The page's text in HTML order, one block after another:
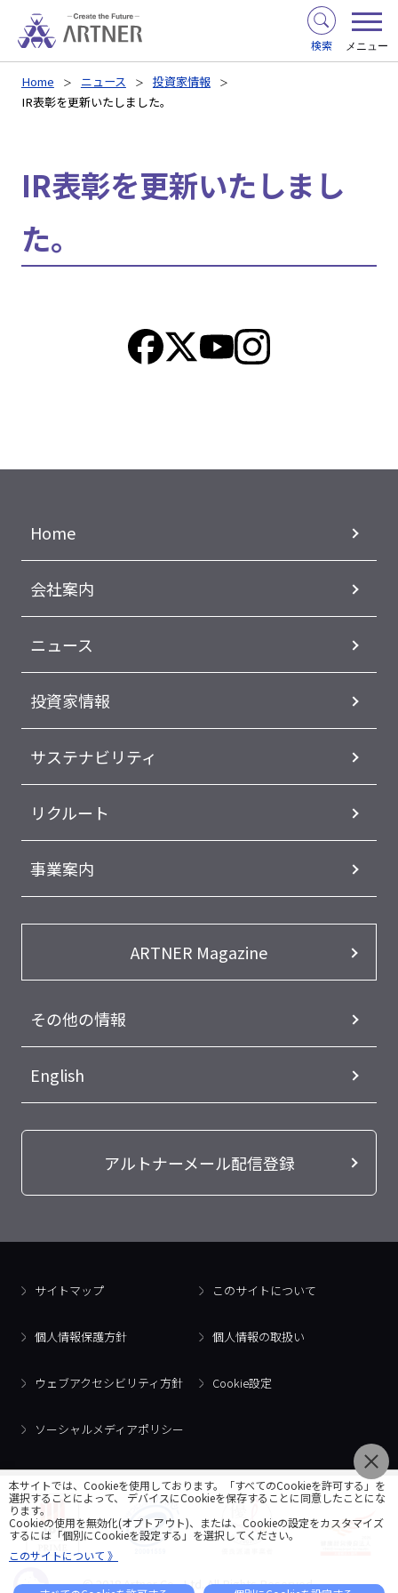
検索 メニュー
Home ニュース
投資家情報
IR表彰を更新いたしました。
IR表彰を更新いたしまし
た。
Home
会社案内
ニュース
投資家情報
サステナビリティ
リクルート
事業案内
ARTNER Magazine
その他の情報
English
アルトナーメール配信登録
サイトマップ このサイトについて
個人情報保護方針 個人情報の取扱い
ウェブアクセシビリティ方針 Cookie設定
ソーシャルメディアポリシー
© 2018 Artner Co., Ltd. All Rights Reserved.
本サイトでは、Cookieを使用しております。「すべてのCookieを許可する」を
選択することによって、 デバイスにCookieを保存することに同意したことにな
ります。
Cookieの使用を無効化(オプトアウト)、または、Cookieの設定をカスタマイズ
するには「個別にCookieを設定する」を選択してください。
このサイトについて 》